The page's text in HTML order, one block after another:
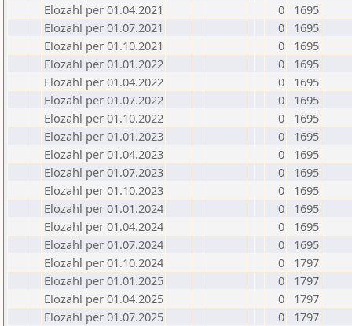
Elozahl per 01.04.2021
0
1695
Elozahl per 01.07.2021
0
1695
Elozahl per 01.10.2021
0
1695
Elozahl per 01.01.2022
0
1695
Elozahl per 01.04.2022
0
1695
Elozahl per 01.07.2022
0
1695
Elozahl per 01.10.2022
0
1695
Elozahl per 01.01.2023
0
1695
Elozahl per 01.04.2023
0
1695
Elozahl per 01.07.2023
0
1695
Elozahl per 01.10.2023
0
1695
Elozahl per 01.01.2024
0
1695
Elozahl per 01.04.2024
0
1695
Elozahl per 01.07.2024
0
1695
Elozahl per 01.10.2024
0
1797
Elozahl per 01.01.2025
0
1797
Elozahl per 01.04.2025
0
1797
Elozahl per 01.07.2025
0
1797